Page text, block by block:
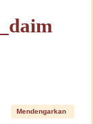
Mendengarkan